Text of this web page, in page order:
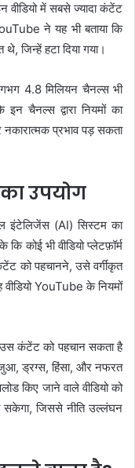
में सबसे ज्यादा कंटेंट
ने यह भी बताया कि
जिन्हें हटा दिया गया।
4.8 मिलियन चैनल्स भी
चैनल्स द्वारा नियमों का
प्रभाव पड़ सकता
उपयोग
इंटेलिजेंस (AI) सिस्टम का
कोई भी वीडियो प्लेटफ़ॉर्म
को पहचानने, उसे वर्गीकृत
YouTube के नियमों
कंटेंट को पहचान सकता है
ड्रग्स, हिंसा, और नफरत
किए जाने वाले वीडियो को
जिससे नीति उल्लंघन